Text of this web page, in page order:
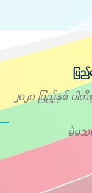
ပြ
၂၀၂၀ ပြည့်နှစ် ပ
မဲမသ